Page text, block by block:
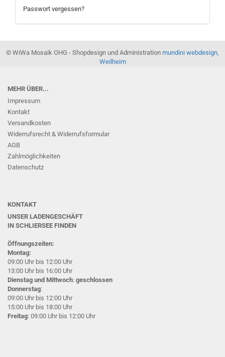
Passwort vergessen?
© WiWa Mosaik OHG - Shopdesign und Administration mundini webdesign,
Weilheim
MEHR ÜBER...
Impressum
Kontakt
Versandkosten
Widerrufsrecht & Widerrufsformular
AGB
Zahlmöglichkeiten
Datenschutz
KONTAKT
UNSER LADENGESCHÄFT
IN SCHLIERSEE FINDEN
Öffnungszeiten:
Montag:
09:00 Uhr bis 12:00 Uhr
13:00 Uhr bis 16:00 Uhr
Dienstag und Mittwoch: geschlossen
Donnerstag:
09:00 Uhr bis 12:00 Uhr
15:00 Uhr bis 18:00 Uhr
Freitag: 09:00 Uhr bis 12:00 Uhr